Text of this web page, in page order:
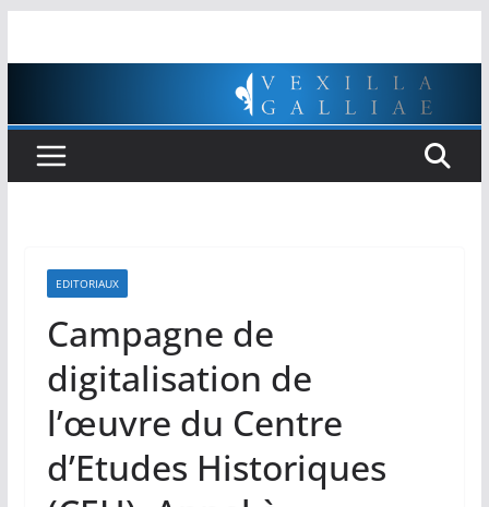
EDITORIAUX
Campagne de
digitalisation de
l’œuvre du Centre
d’Etudes Historiques